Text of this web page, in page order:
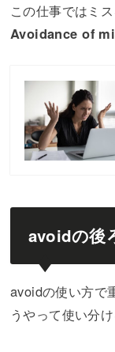
この仕事ではミ
Avoidance of
avoidの後
avoidの使い方で
うやって使い分